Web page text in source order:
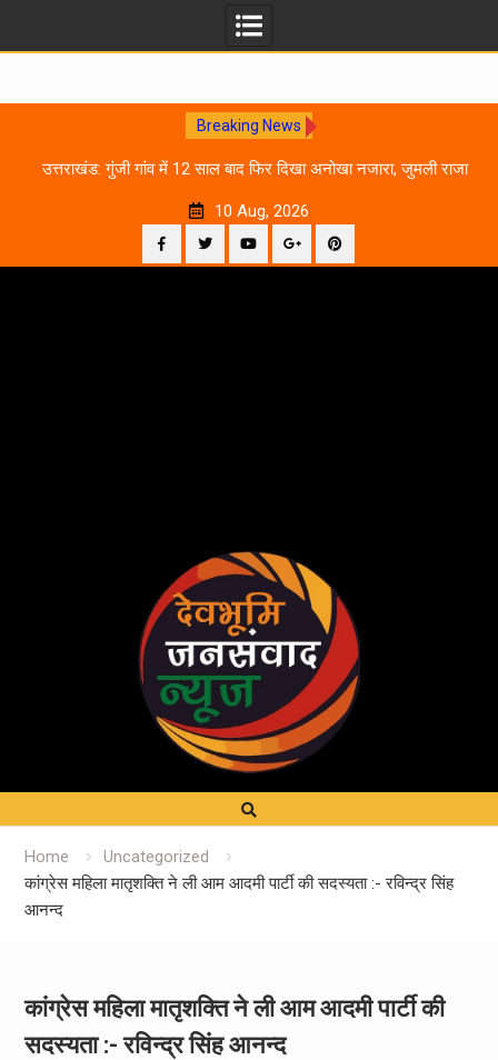
Breaking News
उत्तराखंड: गुंजी गांव में 12 साल बाद फिर दिखा अनोखा नजारा, जुमली राजा
10 Aug, 2026
Home
Uncategorized
कांग्रेस महिला मातृशक्ति ने ली आम आदमी पार्टी की सदस्यता :- रविन्द्र सिंह
आनन्द
कांग्रेस महिला मातृशक्ति ने ली आम आदमी पार्टी की
सदस्यता :- रविन्द्र सिंह आनन्द